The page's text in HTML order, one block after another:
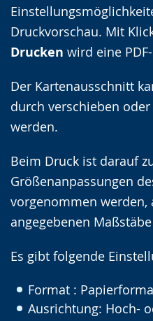
Druckvorschau. Mit
Drucken wird eine
Der Kartenausschnitt
durch verschieben
werden.
Beim Druck ist darauf
Größenanpassungen
vorgenommen
angegebenen
Es gibt folgende
Format :
Ausrichtung: Hoch-